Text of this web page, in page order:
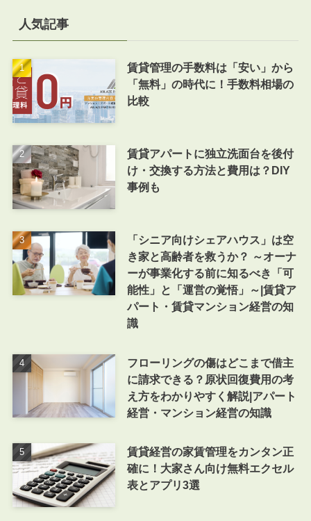
人気記事
賃貸管理の手数料は「安い」から
「無料」の時代に！手数料相場の
比較
賃貸アパートに独立洗面台を後付
け・交換する方法と費用は？DIY
事例も
「シニア向けシェアハウス」は空
き家と高齢者を救うか？ ～オーナ
ーが事業化する前に知るべき「可
能性」と「運営の覚悟」～|賃貸ア
パート・賃貸マンション経営の知
識
フローリングの傷はどこまで借主
に請求できる？原状回復費用の考
え方をわかりやすく解説|アパート
経営・マンション経営の知識
賃貸経営の家賃管理をカンタン正
確に！大家さん向け無料エクセル
表とアプリ3選